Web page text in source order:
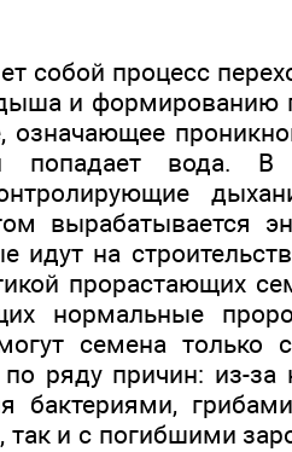
собой процесс
и формированию
означающее
попадает вода. В
вырабатывается
на
прорастающих
нормальные
семена
ряду причин: из-за
бактериями,
и с погибшими